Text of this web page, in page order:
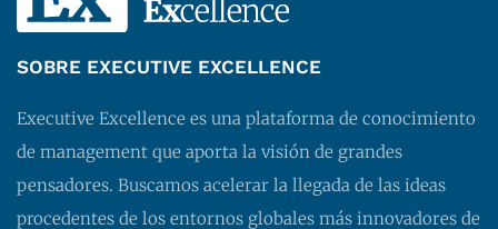
SOBRE EXECUTIVE EXCELLENCE
Executive Excellence es una plataforma de conocimiento
de management que aporta la visión de grandes
pensadores. Buscamos acelerar la llegada de las ideas
procedentes de los entornos globales más innovadores de